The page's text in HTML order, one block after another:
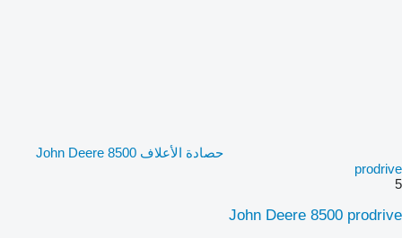
حصادة الأعلاف John Deere 8500
prodrive
5
John Deere 8500 prodrive